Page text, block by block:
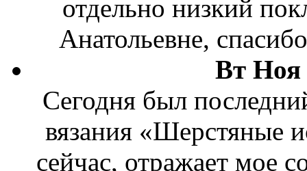
отдельно низкий
Анатольевне,
Вт Ноя
Сегодня был
вязания «Шерстяные
сейчас, отражает мое